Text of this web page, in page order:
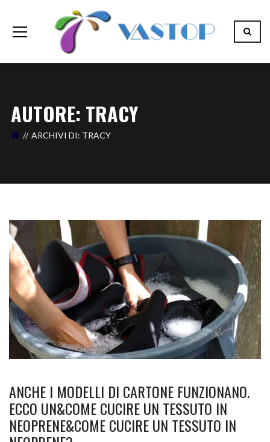
AUTORE: TRACY
ARCHIVI DI: TRACY
ANCHE I MODELLI DI CARTONE FUNZIONANO.
ECCO UN&COME CUCIRE UN TESSUTO IN
NEOPRENE&COME CUCIRE UN TESSUTO IN